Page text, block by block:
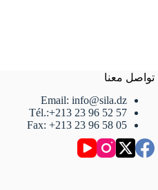
تواصل معنا
Email: info@sila.dz
Tél.:+213 23 96 52 57
Fax: +213 23 96 58 05